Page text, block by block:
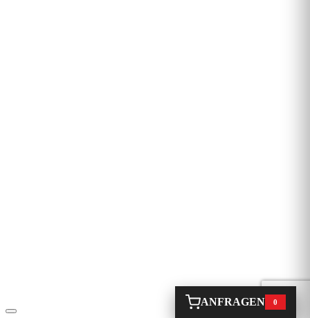
ANFRAGEN 0